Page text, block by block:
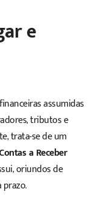
e
assumidas
tributos e
trata-se de um
a Receber
oriundos de